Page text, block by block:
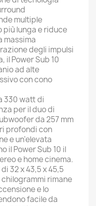
multiple
più lunga e riduce
massima
degli impulsi
il Power Sub 10
ad alte
con cono
330 watt di
per il duo di
da 257 mm
profondi con
e un’elevata
il Power Sub 10 il
e home cinema.
32 x 43,5 x 45,5
rimane
e lo
facile da